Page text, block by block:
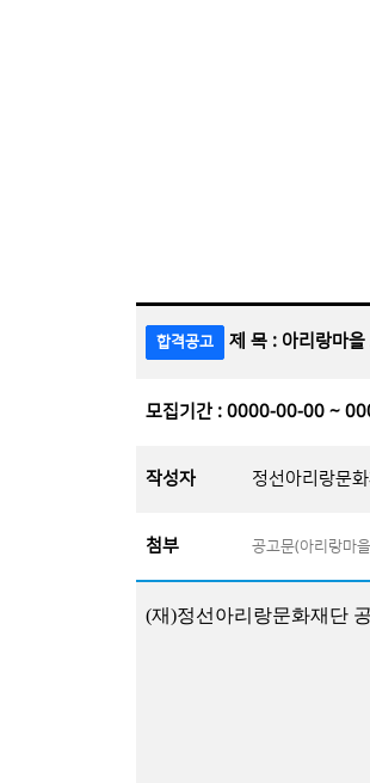
합격공고 제 목 : 아리랑마
모집기간 : 0000-00-00 ~
작성자 정선아리랑문
첨부 공고문(아리랑마
(재)정선아리랑문화재단